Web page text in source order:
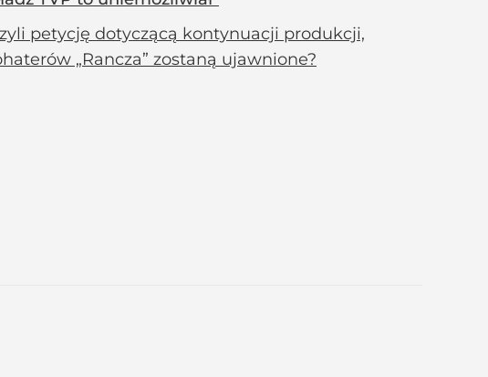
petycję dotyczącą kontynuacji produkcji,
„Rancza” zostaną ujawnione?